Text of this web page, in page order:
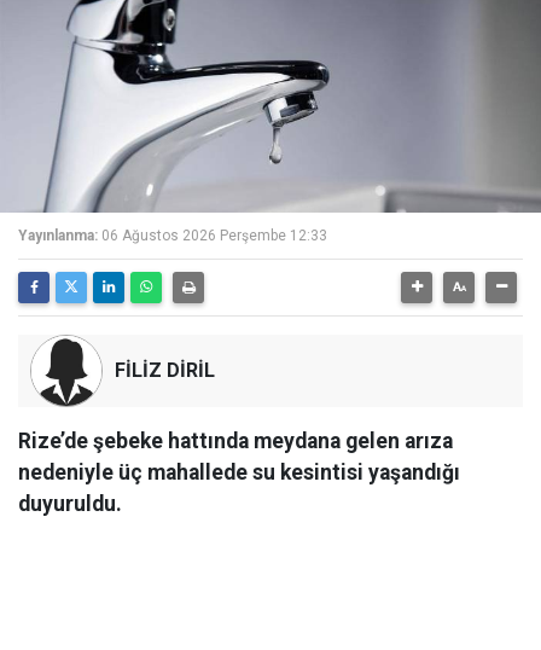
Yayınlanma: 06 Ağustos 2026 Perşembe 12:33
FİLİZ DİRİL
Rize’de şebeke hattında meydana gelen arıza
nedeniyle üç mahallede su kesintisi yaşandığı
duyuruldu.